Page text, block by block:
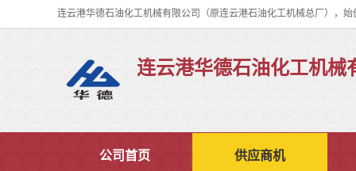
连云港华德石油化工机械
公司首页 供应商机